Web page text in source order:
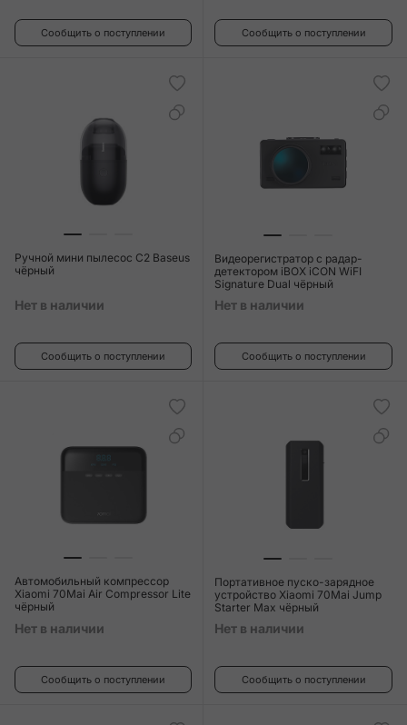
Сообщить о поступлении Сообщить о поступлении
Ручной мини пылесос C2 Baseus
чёрный
Нет в наличии
Сообщить о поступлении
Видеорегистратор c радар-
детектором iBOX iCON WiFI
Signature Dual чёрный
Нет в наличии
Сообщить о поступлении
Автомобильный компрессор
Xiaomi 70Mai Air Compressor Lite
чёрный
Нет в наличии
Сообщить о поступлении
Портативное пуско-зарядное
устройство Xiaomi 70Mai Jump
Starter Max чёрный
Нет в наличии
Сообщить о поступлении